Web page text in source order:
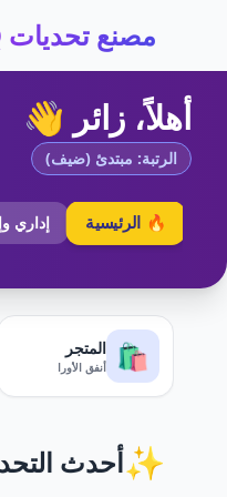
مصنع تحديات IQ
أهلاً، زائر 👋
الرتبة: مبتدئ (ضيف)
🔥 الرئيسية إداري
🛍️ المتجر
أنفق الأورا
✨أحدث